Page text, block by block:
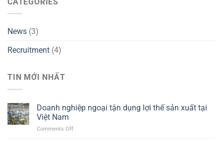
News (3)
Recruitment (4)
TIN MỚI NHẤT
Doanh nghiệp ngoại tận dụng lợi thế sản xuất tại
Việt Nam
Comments Offon